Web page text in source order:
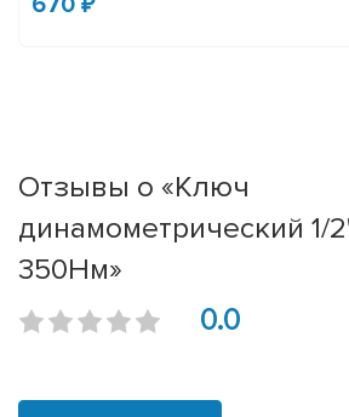
Отзывы о «Ключ
динамометрический 1/
350Нм»
0.0